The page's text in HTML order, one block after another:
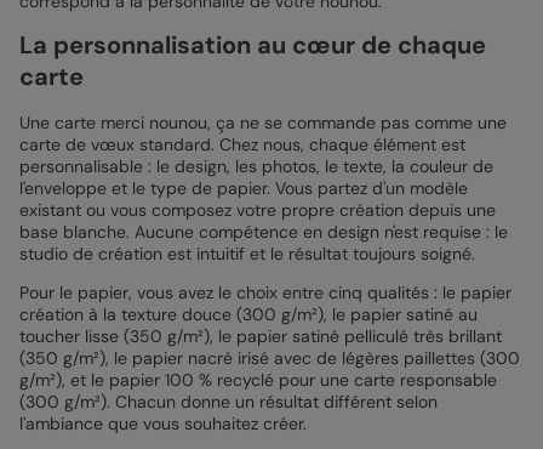
La personnalisation au cœur de chaque
carte
Une carte merci nounou, ça ne se commande pas comme une
carte de vœux standard. Chez nous, chaque élément est
personnalisable : le design, les photos, le texte, la couleur de
l'enveloppe et le type de papier. Vous partez d'un modèle
existant ou vous composez votre propre création depuis une
base blanche. Aucune compétence en design n'est requise : le
studio de création est intuitif et le résultat toujours soigné.
Pour le papier, vous avez le choix entre cinq qualités : le papier
création à la texture douce (300 g/m²), le papier satiné au
toucher lisse (350 g/m²), le papier satiné pelliculé très brillant
(350 g/m²), le papier nacré irisé avec de légères paillettes (300
g/m²), et le papier 100 % recyclé pour une carte responsable
(300 g/m²). Chacun donne un résultat différent selon
l'ambiance que vous souhaitez créer.